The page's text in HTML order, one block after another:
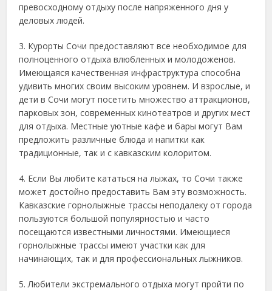
превосходному отдыху после напряженного дня у
деловых людей.
3. Курорты Сочи предоставляют все необходимое для
полноценного отдыха влюбленных и молодоженов.
Имеющаяся качественная инфраструктура способна
удивить многих своим высоким уровнем. И взрослые, и
дети в Сочи могут посетить множество аттракционов,
парковых зон, современных кинотеатров и других мест
для отдыха. Местные уютные кафе и бары могут Вам
предложить различные блюда и напитки как
традиционные, так и с кавказским колоритом.
4. Если Вы любите кататься на лыжах, то Сочи также
может достойно предоставить Вам эту возможность.
Кавказские горнолыжные трассы неподалеку от города
пользуются большой популярностью и часто
посещаются известными личностями. Имеющиеся
горнолыжные трассы имеют участки как для
начинающих, так и для профессиональных лыжников.
5. Любители экстремального отдыха могут пройти по